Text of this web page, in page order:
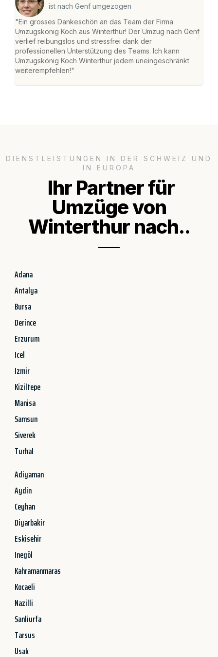
ist nach Genf umgezogen
"Ein grosses Dankeschön an das Team der Firma
Umzugskönig Koch aus Winterthur! Der Umzug nach Genf
verlief reibungslos und stressfrei dank der
professionellen Unterstützung des Teams. Ich kann
Umzugskönig Koch Winterthur jedem uneingeschränkt
weiterempfehlen!"
DIENSTLEISTUNGEN IN DER SCHWEIZ UND
IN EUROPA
Ihr Partner für
Umzüge von
Winterthur nach..
Adana
Antalya
Bursa
Derince
Erzurum
Icel
Izmir
Kiziltepe
Manisa
Samsun
Siverek
Turhal
Adiyaman
Aydin
Ceyhan
Diyarbakir
Eskisehir
Inegöl
Kahramanmaras
Kocaeli
Nazilli
Sanliurfa
Tarsus
Usak